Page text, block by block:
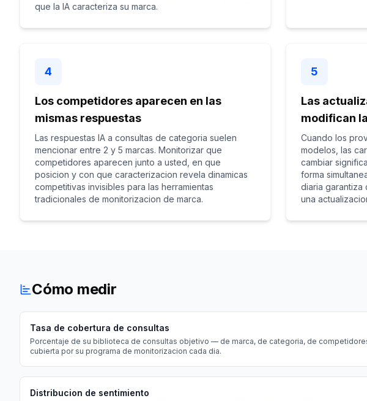
que la IA caracteriza su marca.
4
Los competidores aparecen en las
mismas respuestas
Las respuestas IA a consultas de categoria suelen
mencionar entre 2 y 5 marcas. Monitorizar que
competidores aparecen junto a usted, en que
posicion y con que caracterizacion revela dinamicas
competitivas invisibles para las herramientas
tradicionales de monitorizacion de marca.
5
Las
modifican
Cuando los
modelos, las
cambiar
forma
diaria garantiza
una
Cómo medir
Tasa de cobertura de consultas
Porcentaje de su biblioteca de consultas objetivo — de marca, de categoria, de
cubierta por su programa de monitorizacion cada dia.
Distribucion de sentimiento